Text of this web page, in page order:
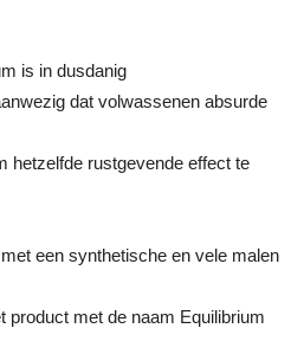
is in dusdanig
dat volwassenen absurde
hetzelfde rustgevende effect te
een synthetische en vele malen
product met de naam Equilibrium